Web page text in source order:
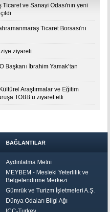
ve Sanayi Odası'nın yeni
Ticaret Borsası'nı
ziyareti
Başkanı İbrahim Yamak’tan
Araştırmalar ve Eğitim
TOBB’u ziyaret etti
BAĞLANTILAR
Aydınlatma Metni
MEYBEM - Mesleki Yeterlilik ve
Belgelendirme Merkezi
Gümrük ve Turizm İşletmeleri A.Ş.
Dünya Odaları Bilgi Ağı